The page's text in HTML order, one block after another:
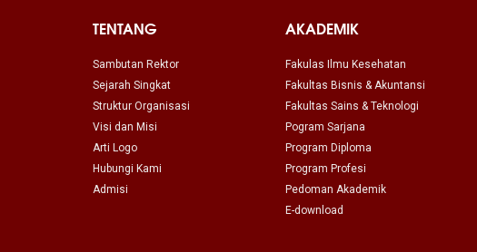
TENTANG
Sambutan Rektor
Sejarah Singkat
Struktur Organisasi
Visi dan Misi
Arti Logo
Hubungi Kami
Admisi
AKADEMIK
Fakulas Ilmu Kesehatan
Fakultas Bisnis & Akuntansi
Fakultas Sains & Teknologi
Pogram Sarjana
Program Diploma
Program Profesi
Pedoman Akademik
E-download